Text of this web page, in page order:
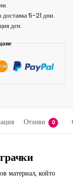
доставка 5-21 дни.
ден.
Отзиви 0
материал, който